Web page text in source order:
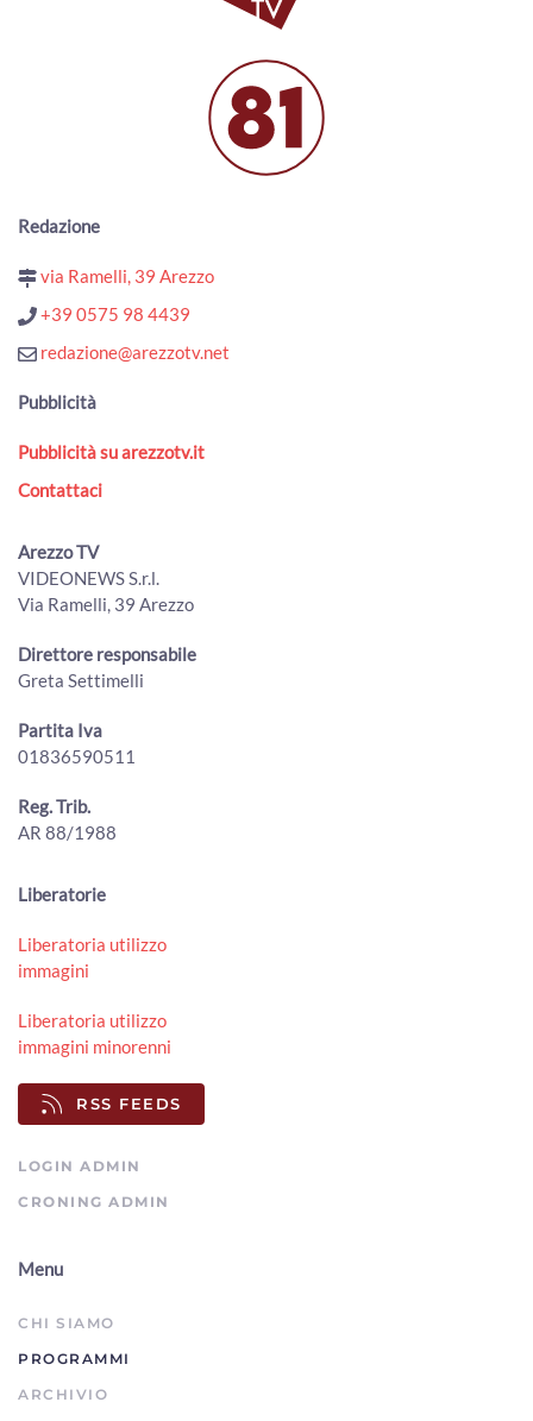
Redazione
via Ramelli, 39 Arezzo
+39 0575 98 4439
redazione@arezzotv.net
Pubblicità
Pubblicità su arezzotv.it
Contattaci
Arezzo TV
VIDEONEWS S.r.l.
Via Ramelli, 39 Arezzo
Direttore responsabile
Greta Settimelli
Partita Iva
01836590511
Reg. Trib.
AR 88/1988
Liberatorie
Liberatoria utilizzo
immagini
Liberatoria utilizzo
immagini minorenni
RSS FEEDS
LOGIN ADMIN
CRONING ADMIN
Menu
CHI SIAMO
PROGRAMMI
ARCHIVIO